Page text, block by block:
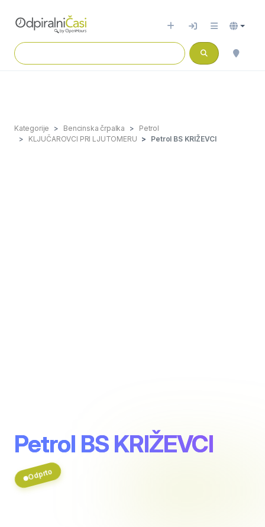
Kategorije Bencinska črpalka
Petrol
KLJUČAROVCI PRI LJUTOMERU
Petrol BS KRIŽEVCI
Petrol BS KRIŽEVCI
Odprto